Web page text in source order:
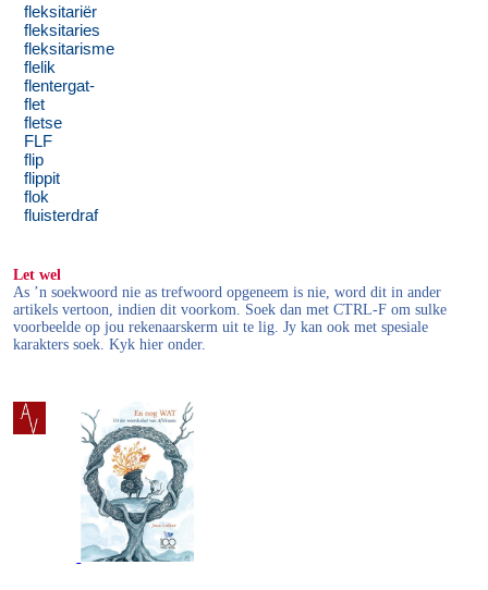
fleksitariër
fleksitaries
fleksitarisme
flelik
flentergat-
flet
fletse
FLF
flip
flippit
flok
fluisterdraf
Let wel
As ’n soekwoord nie as trefwoord opgeneem is nie, word dit in ander
artikels vertoon, indien dit voorkom. Soek dan met CTRL-F om sulke
voorbeelde op jou rekenaarskerm uit te lig. Jy kan ook met spesiale
karakters soek. Kyk hier onder.